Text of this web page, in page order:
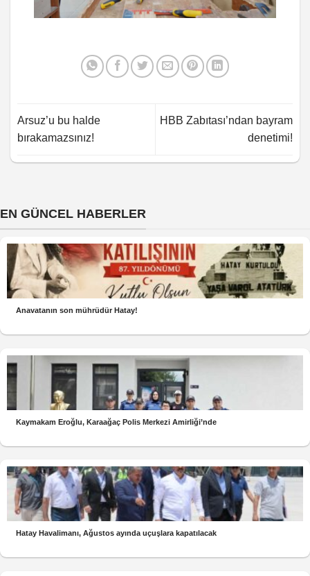
Arsuz’u bu halde
bırakamazsınız!
HBB Zabıtası’ndan bayram
denetimi!
EN GÜNCEL HABERLER
Anavatanın son mührüdür Hatay!
Kaymakam Eroğlu, Karaağaç Polis Merkezi Amirliği’nde
Hatay Havalimanı, Ağustos ayında uçuşlara kapatılacak